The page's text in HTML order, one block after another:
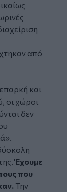
από
και
οι χώροι
δεν
Έχουμε
που
Την